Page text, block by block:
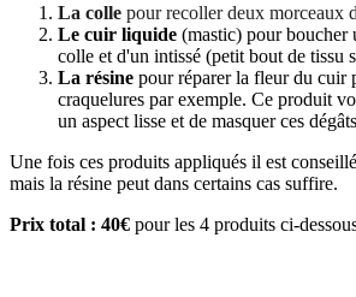
La colle pour recoller deux morceaux
Le cuir liquide (mastic) pour boucher
colle et d'un intissé (petit bout de tissu
La résine pour réparer la fleur du cuir
craquelures par exemple. Ce produit
un aspect lisse et de masquer ces
Une fois ces produits appliqués il est
mais la résine peut dans certains cas suffire.
Prix total : 40€ pour les 4 produits ci-